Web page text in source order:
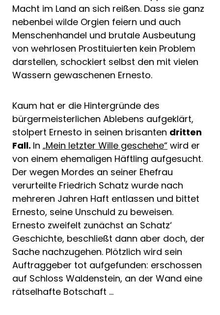
Macht im Land an sich reißen. Dass sie ganz
nebenbei wilde Orgien feiern und auch
Menschenhandel und brutale Ausbeutung
von wehrlosen Prostituierten kein Problem
darstellen, schockiert selbst den mit vielen
Wassern gewaschenen Ernesto.
Kaum hat er die Hintergründe des
bürgermeisterlichen Ablebens aufgeklärt,
stolpert Ernesto in seinen brisanten dritten
Fall. In „Mein letzter Wille geschehe“ wird er
von einem ehemaligen Häftling aufgesucht.
Der wegen Mordes an seiner Ehefrau
verurteilte Friedrich Schatz wurde nach
mehreren Jahren Haft entlassen und bittet
Ernesto, seine Unschuld zu beweisen.
Ernesto zweifelt zunächst an Schatz‘
Geschichte, beschließt dann aber doch, der
Sache nachzugehen. Plötzlich wird sein
Auftraggeber tot aufgefunden: erschossen
auf Schloss Waldenstein, an der Wand eine
rätselhafte Botschaft …